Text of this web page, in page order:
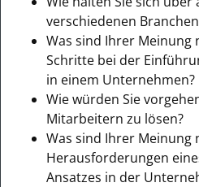
verschiedenen
Was sind Ihrer Meinung
Schritte bei der
in einem Unternehmen?
Wie würden Sie
Mitarbeitern zu lösen?
Was sind Ihrer Meinung
Herausforderungen
Ansatzes in der